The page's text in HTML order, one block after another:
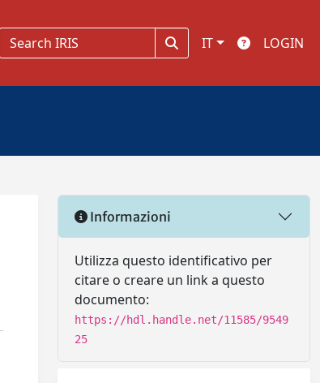
IT LOGIN
Informazioni
Utilizza questo identificativo per
citare o creare un link a questo
documento:
https://hdl.handle.net/11585/9549
25